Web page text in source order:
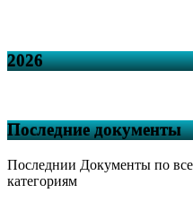
2026
Последние документы
Последнии Документы по
категориям